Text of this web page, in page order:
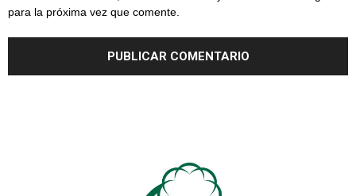
para la próxima vez que comente.